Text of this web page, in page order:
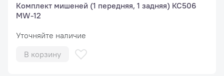
Комплект мишеней (1 передняя, 1 задняя) КС506
MW-12
Уточняйте наличие
В корзину